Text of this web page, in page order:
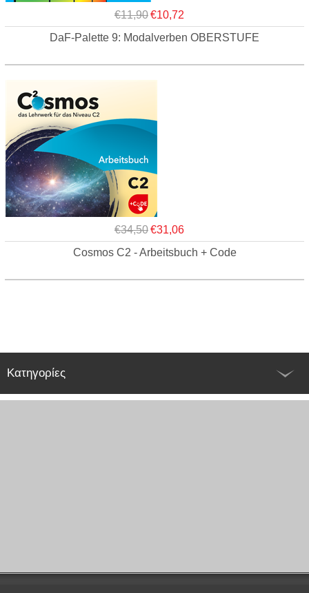
€11,90€10,72
DaF-Palette 9: Modalverben OBERSTUFE
€34,50€31,06
Cosmos C2 - Arbeitsbuch + Code
Κατηγορίες